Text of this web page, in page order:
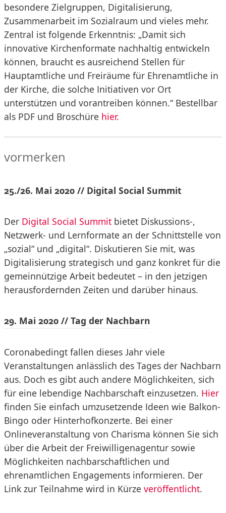
besondere Zielgruppen, Digitalisierung,
Zusammenarbeit im Sozialraum und vieles mehr.
Zentral ist folgende Erkenntnis: „Damit sich
innovative Kirchenformate nachhaltig entwickeln
können, braucht es ausreichend Stellen für
Hauptamtliche und Freiräume für Ehrenamtliche in
der Kirche, die solche Initiativen vor Ort
unterstützen und vorantreiben können.“ Bestellbar
als PDF und Broschüre hier.
vormerken
25./26. Mai 2020 // Digital Social Summit
Der Digital Social Summit bietet Diskussions-,
Netzwerk- und Lernformate an der Schnittstelle von
„sozial“ und „digital“. Diskutieren Sie mit, was
Digitalisierung strategisch und ganz konkret für die
gemeinnützige Arbeit bedeutet – in den jetzigen
herausfordernden Zeiten und darüber hinaus.
29. Mai 2020 // Tag der Nachbarn
Coronabedingt fallen dieses Jahr viele
Veranstaltungen anlässlich des Tages der Nachbarn
aus. Doch es gibt auch andere Möglichkeiten, sich
für eine lebendige Nachbarschaft einzusetzen. Hier
finden Sie einfach umzusetzende Ideen wie Balkon-
Bingo oder Hinterhofkonzerte. Bei einer
Onlineveranstaltung von Charisma können Sie sich
über die Arbeit der Freiwilligenagentur sowie
Möglichkeiten nachbarschaftlichen und
ehrenamtlichen Engagements informieren. Der
Link zur Teilnahme wird in Kürze veröffentlicht.